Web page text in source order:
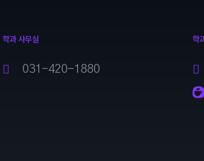
학과 사무실
031-420-1880
학